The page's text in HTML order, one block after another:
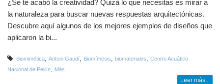
¿Se te acabó la creatividad? Quizá lo que necesitas es mirar a
la naturaleza para buscar nuevas respuestas arquitectónicas.
Descubre aquí algunos de los mejores ejemplos de diseños que
aplicaron la bi...
Biomimética Antoni Gaudí Biomímesis biomateriales
Centro Acuático
Nacional de Pekín
Más...
Leer más...